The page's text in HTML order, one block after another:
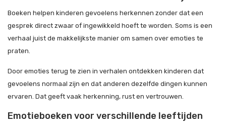
Boeken helpen kinderen gevoelens herkennen zonder dat een
gesprek direct zwaar of ingewikkeld hoeft te worden. Soms is een
verhaal juist de makkelijkste manier om samen over emoties te
praten.
Door emoties terug te zien in verhalen ontdekken kinderen dat
gevoelens normaal zijn en dat anderen dezelfde dingen kunnen
ervaren. Dat geeft vaak herkenning, rust en vertrouwen.
Emotieboeken voor verschillende leeftijden